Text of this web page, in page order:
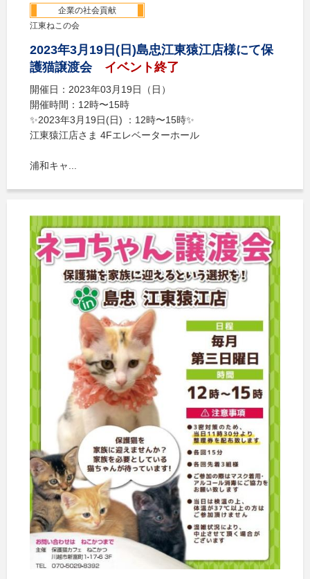
企業の社会貢献
江東ねこの会
2023年3月19日(日)島忠江東猿江店様にて保
護猫譲渡会
イベント終了
開催日：2023年03月19日（日）
開催時間：12時〜15時
✨2023年3月19日(日) ：12時〜15時✨
江東猿江店さま 4Fエレベーターホール
浦和キャ...